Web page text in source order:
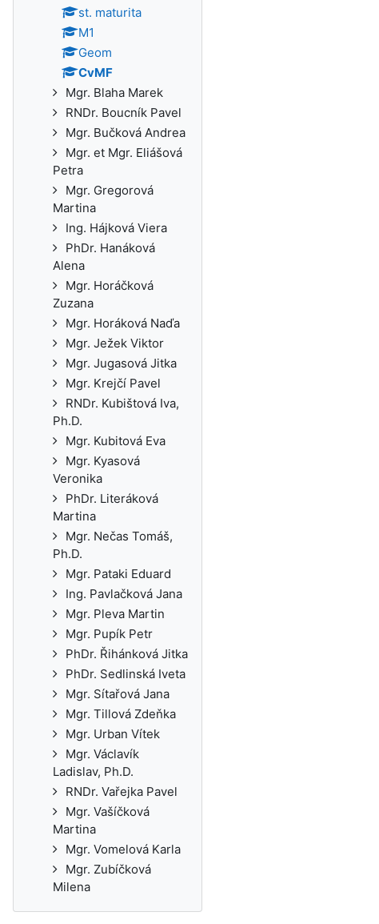
st. maturita
M1
Geom
CvMF
Mgr. Blaha Marek
RNDr. Boucník Pavel
Mgr. Bučková Andrea
Mgr. et Mgr. Eliášová
Petra
Mgr. Gregorová
Martina
Ing. Hájková Viera
PhDr. Hanáková
Alena
Mgr. Horáčková
Zuzana
Mgr. Horáková Naďa
Mgr. Ježek Viktor
Mgr. Jugasová Jitka
Mgr. Krejčí Pavel
RNDr. Kubištová Iva,
Ph.D.
Mgr. Kubitová Eva
Mgr. Kyasová
Veronika
PhDr. Literáková
Martina
Mgr. Nečas Tomáš,
Ph.D.
Mgr. Pataki Eduard
Ing. Pavlačková Jana
Mgr. Pleva Martin
Mgr. Pupík Petr
PhDr. Řihánková Jitka
PhDr. Sedlinská Iveta
Mgr. Sítařová Jana
Mgr. Tillová Zdeňka
Mgr. Urban Vítek
Mgr. Václavík
Ladislav, Ph.D.
RNDr. Vařejka Pavel
Mgr. Vašíčková
Martina
Mgr. Vomelová Karla
Mgr. Zubíčková
Milena